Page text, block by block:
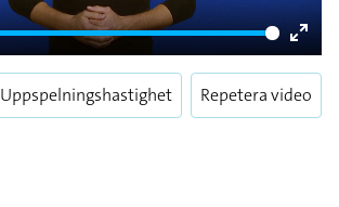
Enter
Uppspelningshastighet Repetera video